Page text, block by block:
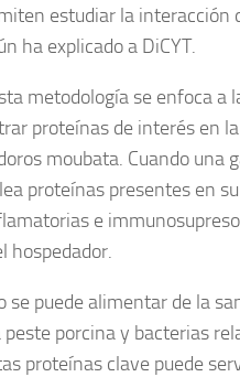
estudiar la interacción
ha explicado a DiCYT.
metodología se enfoca a
proteínas de interés en
moubata. Cuando una
proteínas presentes en
e
hospedador.
se puede alimentar de la
porcina y bacterias
proteínas clave puede